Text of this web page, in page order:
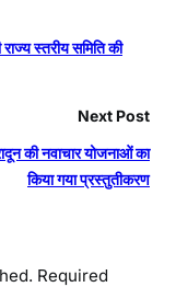
स्तरीय समिति की
Next Post
की नवाचार योजनाओं का
किया गया प्रस्तुतीकरण
Required